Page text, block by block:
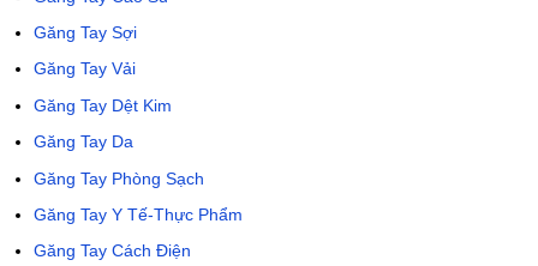
Găng Tay Sợi
Găng Tay Vải
Găng Tay Dệt Kim
Găng Tay Da
Găng Tay Phòng Sạch
Găng Tay Y Tế-Thực Phẩm
Găng Tay Cách Điện